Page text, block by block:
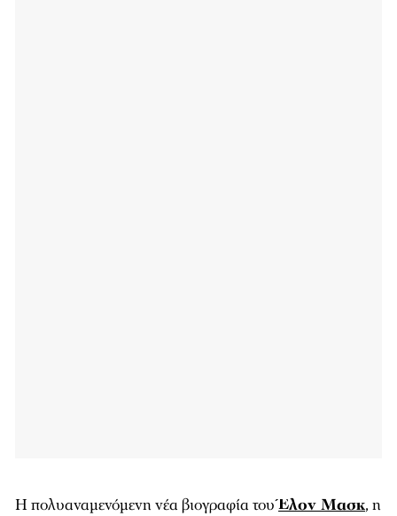
Η πολυαναμενόμενη νέα βιογραφία τουΈλον Μασκ, η